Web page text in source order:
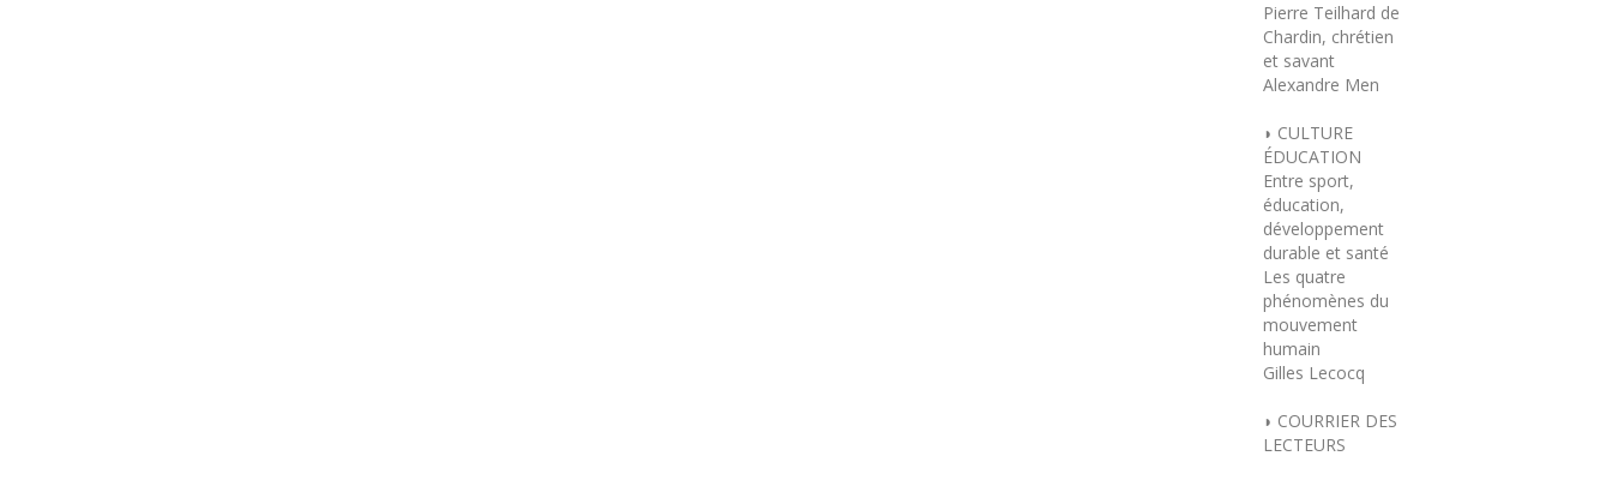
Pierre Teilhard de
Chardin, chrétien
et savant
Alexandre Men
◗ CULTURE
ÉDUCATION
Entre sport,
éducation,
développement
durable et santé
Les quatre
phénomènes du
mouvement
humain
Gilles Lecocq
◗ COURRIER DES
LECTEURS